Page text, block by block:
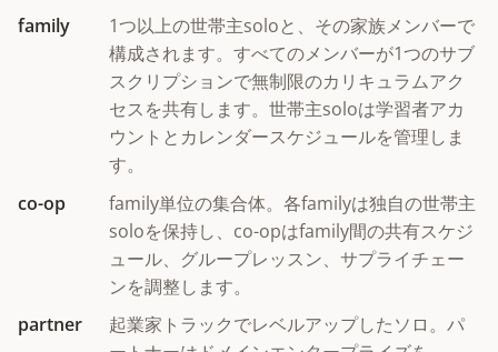
family
1つ以上の世帯主soloと、その家族メンバーで
構成されます。すべてのメンバーが1つのサブ
スクリプションで無制限のカリキュラムアク
セスを共有します。世帯主soloは学習者アカ
ウントとカレンダースケジュールを管理しま
す。
co-op
family単位の集合体。各familyは独自の世帯主
soloを保持し、co-opはfamily間の共有スケジ
ュール、グループレッスン、サプライチェー
ンを調整します。
partner
起業家トラックでレベルアップしたソロ。パ